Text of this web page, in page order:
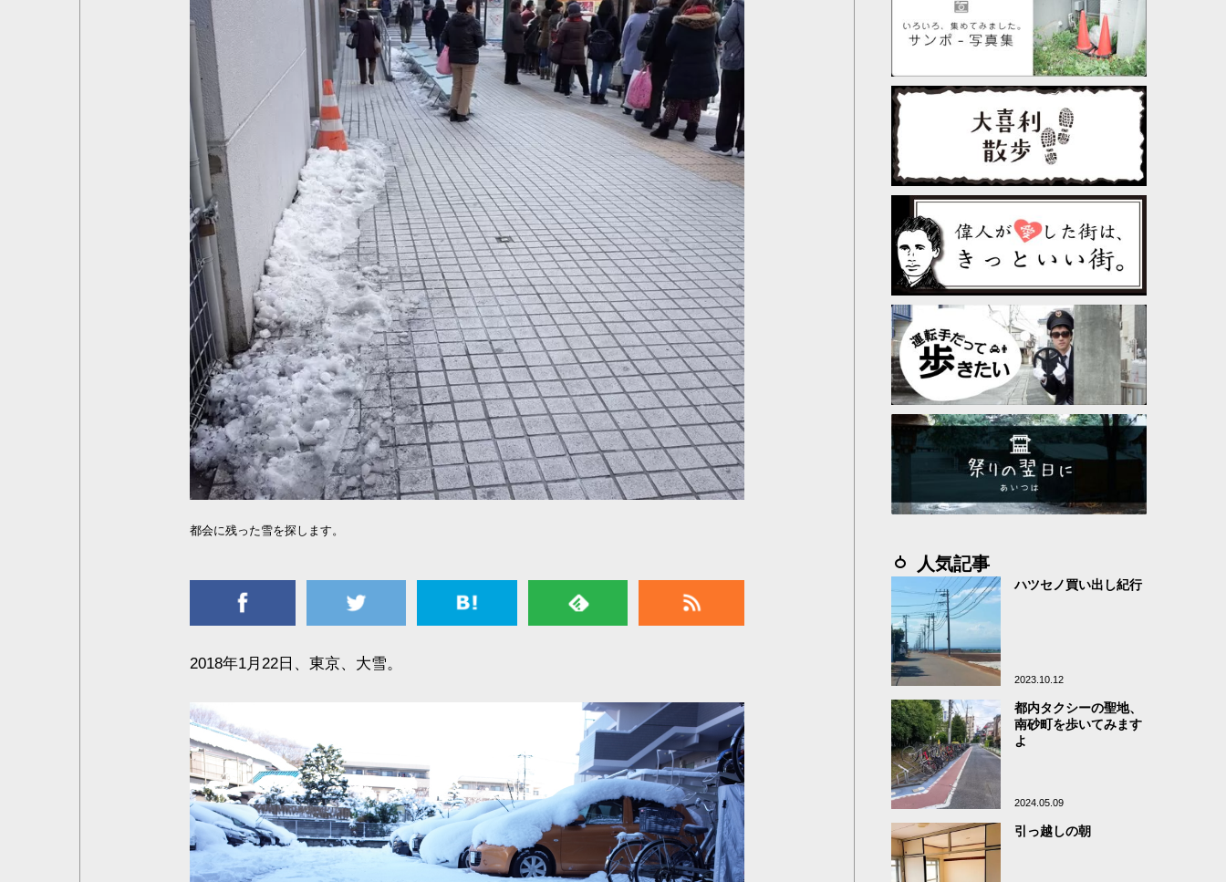
都会に残った雪を探します。
2018年1月22日、東京、大雪。
人気記事
ハツセノ買い出し紀行
2023.10.12
都内タクシーの聖地、
南砂町を歩いてみます
よ
2024.05.09
引っ越しの朝